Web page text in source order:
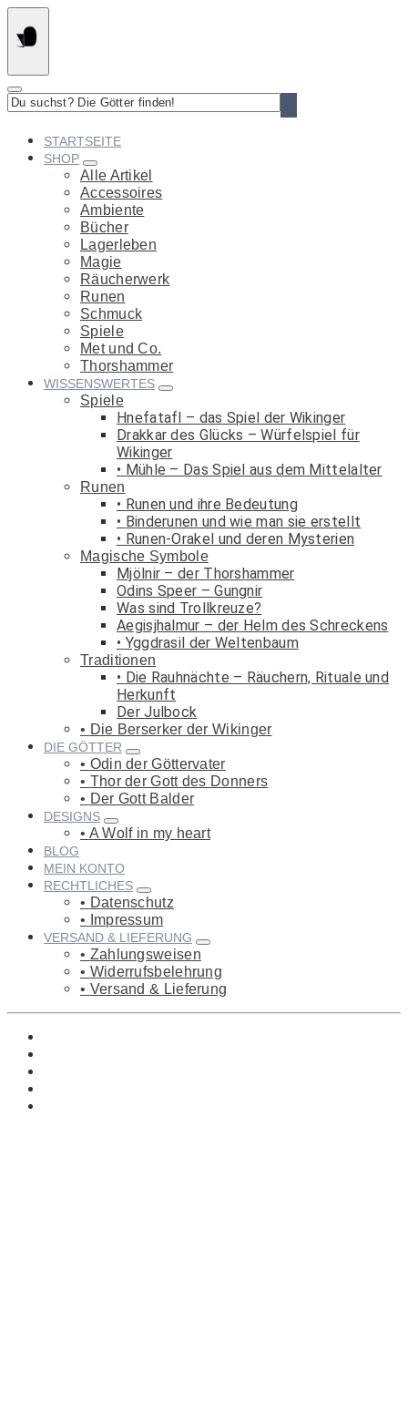
Springe
zum
Inhalt
suchst?
STARTSEITE
SHOP
Alle Artikel
Accessoires
Ambiente
Bücher
Lagerleben
Magie
Räucherwerk
Runen
Schmuck
Spiele
Met und Co.
Thorshammer
WISSENSWERTES
Spiele
Hnefatafl – das Spiel der Wikinger
Drakkar des Glücks – Würfelspiel für
Wikinger
Mühle – Das Spiel aus dem Mittelalter
Runen
Runen und ihre Bedeutung
Binderunen und wie man sie erstellt
Runen-Orakel und deren Mysterien
Magische Symbole
Mjölnir – der Thorshammer
Odins Speer – Gungnir
Was sind Trollkreuze?
Aegisjhalmur – der Helm des Schreckens
Yggdrasil der Weltenbaum
Traditionen
Die Rauhnächte – Räuchern, Rituale und
Herkunft
Der Julbock
Die Berserker der Wikinger
DIE GÖTTER
Odin der Göttervater
Thor der Gott des Donners
Der Gott Balder
DESIGNS
A Wolf in my heart
BLOG
MEIN KONTO
RECHTLICHES
Datenschutz
Impressum
VERSAND & LIEFERUNG
Zahlungsweisen
Widerrufsbelehrung
Versand & Lieferung